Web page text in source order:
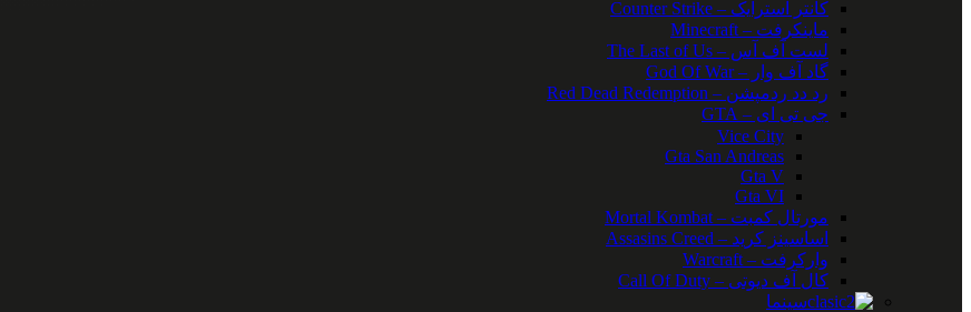
کانتر استرایک – Counter Strike
ماینکرفت – Minecraft
لست آف آس – The Last of Us
گاد آف وار – God Of War
رد دد ردمپشن – Red Dead Redemption
جی تی ای – GTA
Vice City
Gta San Andreas
Gta V
Gta VI
مورتال کمبت – Mortal Kombat
اساسینز کرید – Assasins Creed
وارکرفت – Warcraft
کال آف دیوتی – Call Of Duty
سینما